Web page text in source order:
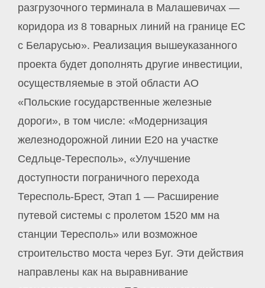
разгрузочного терминала в Малашевичах —
коридора из 8 товарных линий на границе ЕС
с Беларусью». Реализация вышеуказанного
проекта будет дополнять другие инвестиции,
осуществляемые в этой области АО
«Польские государственные железные
дороги», в том числе: «Модернизация
железнодорожной линии Е20 на участке
Седльце-Тересполь», «Улучшение
доступности пограничного перехода
Тересполь-Брест, Этап 1 — Расширение
путевой системы c пролетом 1520 мм на
станции Тересполь» или возможное
строительство моста через Буг. Эти действия
направлены как на выравнивание